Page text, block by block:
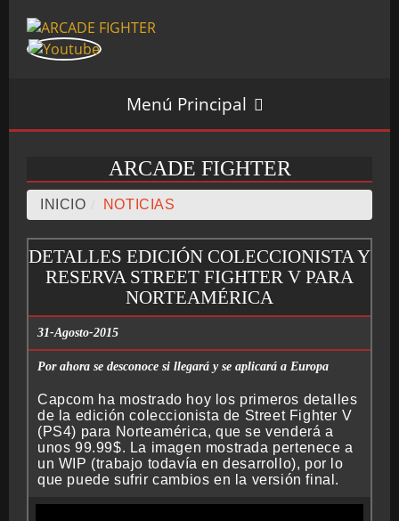
Menú Principal
INICIO
SALÓN ARCADE
CRONOLOGÍA
ARCADE STICK
ARCADE FIGHTER
INICIO NOTICIAS
DETALLES EDICIÓN COLECCIONISTA Y
RESERVA STREET FIGHTER V PARA
NORTEAMÉRICA
31-Agosto-2015
Por ahora se desconoce si llegará y se aplicará a Europa
Capcom ha mostrado hoy los primeros detalles
de la edición coleccionista de Street Fighter V
(PS4) para Norteamérica, que se venderá a
unos 99.99$. La imagen mostrada pertenece a
un WIP (trabajo todavía en desarrollo), por lo
que puede sufrir cambios en la versión final.